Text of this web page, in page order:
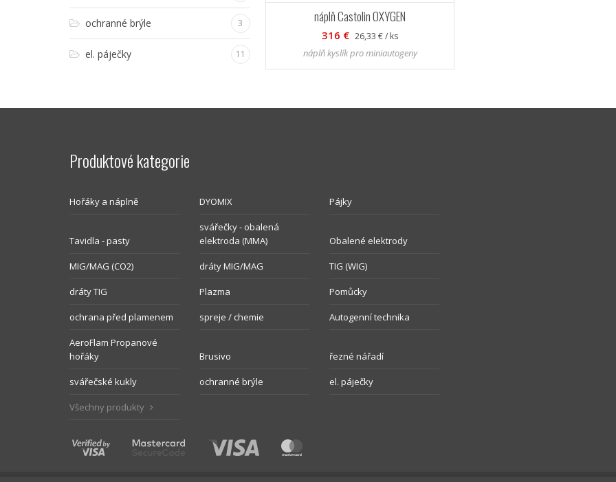
ochranné brýle 3
el. páječky 11
náplň Castolin OXYGEN
316 € 26,33 € / ks
náplň kyslík pro miniautogeny
Produktové kategorie
Hořáky a náplně DYOMIX Pájky
Tavidla - pasty
svářečky - obalená
elektroda (MMA)
Obalené elektrody
MIG/MAG (CO2) dráty MIG/MAG TIG (WIG)
dráty TIG Plazma Pomůcky
ochrana před plamenem spreje / chemie Autogenní technika
AeroFlam Propanové
hořáky
Brusivo řezné nářadí
svářečské kukly ochranné brýle el. páječky
Všechny produkty